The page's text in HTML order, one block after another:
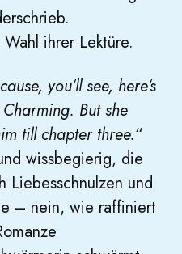
ihrer Lektüre.
you‘ll see, here‘s
But she
till chapter three.“
wissbegierig, die
Liebesschnulzen und
– nein, wie raffiniert